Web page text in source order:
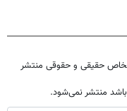
حقیقی و حقوقی منتشر
باشد منتشر نمی‌شود.